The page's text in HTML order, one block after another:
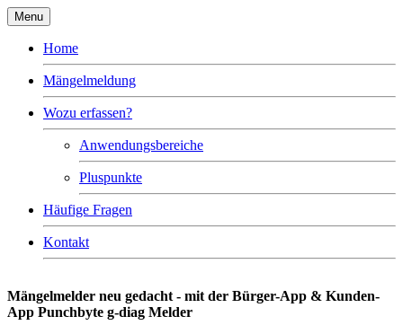
Menu
Home
Mängelmeldung
Wozu erfassen?
Anwendungsbereiche
Pluspunkte
Häufige Fragen
Kontakt
Mängelmelder neu gedacht - mit der Bürger-App & Kunden-
App Punchbyte g-diag Melder